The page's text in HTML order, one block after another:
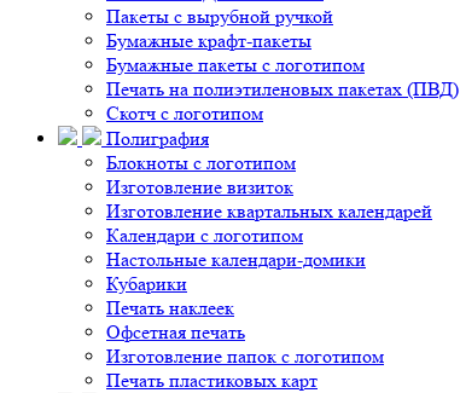
Пакеты с вырубной ручкой
Бумажные крафт-пакеты
Бумажные пакеты с логотипом
Печать на полиэтиленовых пакетах (ПВД)
Скотч с логотипом
Полиграфия
Блокноты с логотипом
Изготовление визиток
Изготовление квартальных календарей
Календари с логотипом
Настольные календари-домики
Кубарики
Печать наклеек
Офсетная печать
Изготовление папок с логотипом
Печать пластиковых карт